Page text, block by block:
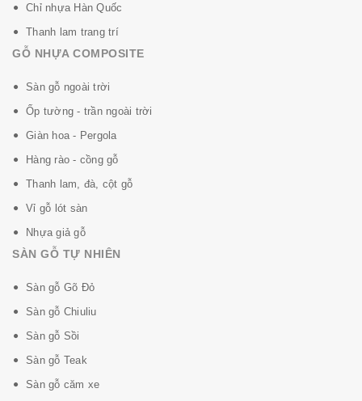
Chỉ nhựa Hàn Quốc
Thanh lam trang trí
GỖ NHỰA COMPOSITE
Sàn gỗ ngoài trời
Ốp tường - trần ngoài trời
Giàn hoa - Pergola
Hàng rào - cồng gỗ
Thanh lam, đà, cột gỗ
Vỉ gỗ lót sàn
Nhựa giả gỗ
SÀN GỖ TỰ NHIÊN
Sàn gỗ Gõ Đỏ
Sàn gỗ Chiuliu
Sàn gỗ Sồi
Sàn gỗ Teak
Sàn gỗ căm xe